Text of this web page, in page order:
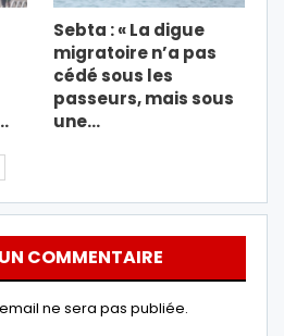
Sebta : « La digue
migratoire n’a pas
cédé sous les
passeurs, mais sous
une…
COMMENTAIRE
ne sera pas publiée.